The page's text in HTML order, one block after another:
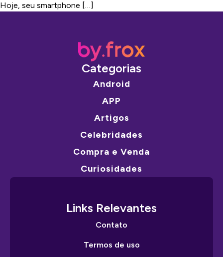
Hoje, seu smartphone […]
Categorias
Android
APP
Artigos
Celebridades
Compra e Venda
Curiosidades
Links Relevantes
Contato
Termos de uso